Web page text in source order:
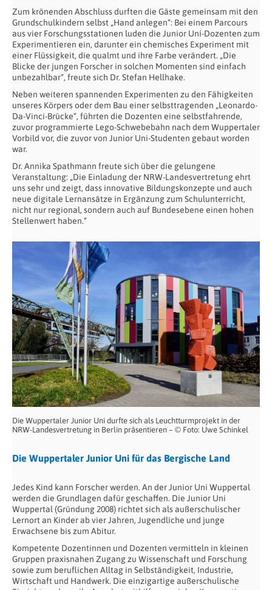
Zum krönenden Abschluss durften die Gäste gemeinsam mit den
Grundschulkindern selbst „Hand anlegen“: Bei einem Parcours
aus vier Forschungsstationen luden die Junior Uni-Dozenten zum
Experimentieren ein, darunter ein chemisches Experiment mit
einer Flüssigkeit, die qualmt und ihre Farbe verändert. „Die
Blicke der jungen Forscher in solchen Momenten sind einfach
unbezahlbar“, freute sich Dr. Stefan Hellhake.
Neben weiteren spannenden Experimenten zu den Fähigkeiten
unseres Körpers oder dem Bau einer selbsttragenden „Leonardo-
Da-Vinci-Brücke“, führten die Dozenten eine selbstfahrende,
zuvor programmierte Lego-Schwebebahn nach dem Wuppertaler
Vorbild vor, die zuvor von Junior Uni-Studenten gebaut worden
war.
Dr. Annika Spathmann freute sich über die gelungene
Veranstaltung: „Die Einladung der NRW-Landesvertretung ehrt
uns sehr und zeigt, dass innovative Bildungskonzepte und auch
neue digitale Lernansätze in Ergänzung zum Schulunterricht,
nicht nur regional, sondern auch auf Bundesebene einen hohen
Stellenwert haben.“
Die Wuppertaler Junior Uni durfte sich als Leuchtturmprojekt in der
NRW-Landesvertretung in Berlin präsentieren – © Foto: Uwe Schinkel
Die Wuppertaler Junior Uni für das Bergische Land
Jedes Kind kann Forscher werden. An der Junior Uni Wuppertal
werden die Grundlagen dafür geschaffen. Die Junior Uni
Wuppertal (Gründung 2008) richtet sich als außerschulischer
Lern­ort an Kinder ab vier Jahren, Jugendliche und junge
Erwachsene bis zum Abitur.
Kompetente Dozentinnen und Dozenten vermitteln in kleinen
Gruppen praxisnahen Zugang zu Wissenschaft und Forschung
sowie zum beruflichen Alltag in Selb­ständigkeit, Industrie,
Wirtschaft und Handwerk. Die einzigartige außer­schulische